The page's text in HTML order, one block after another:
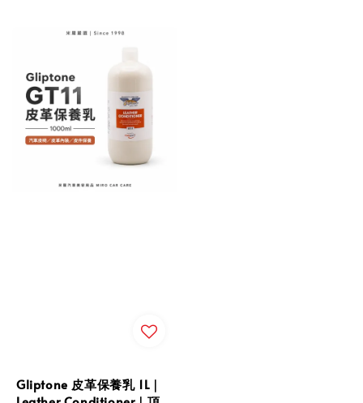
Gliptone 皮革保養乳 1L｜